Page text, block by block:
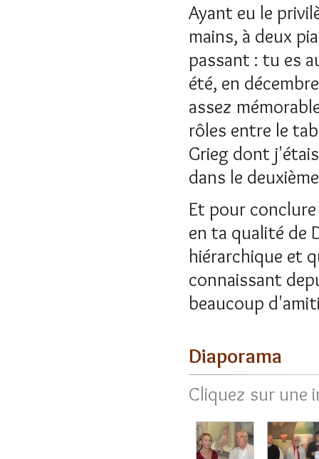
Ayant eu le
mains, à deux
passant : tu es
été, en
assez
rôles entre le
Grieg dont
dans le
Et pour
en ta qualité de
hiérarchique et
connaissant
beaucoup
Diaporama
Cliquez sur une